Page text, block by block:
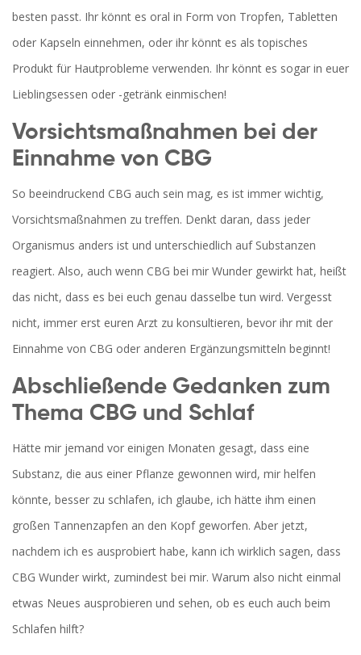
besten passt. Ihr könnt es oral in Form von Tropfen, Tabletten
oder Kapseln einnehmen, oder ihr könnt es als topisches
Produkt für Hautprobleme verwenden. Ihr könnt es sogar in euer
Lieblingsessen oder -getränk einmischen!
Vorsichtsmaßnahmen bei der
Einnahme von CBG
So beeindruckend CBG auch sein mag, es ist immer wichtig,
Vorsichtsmaßnahmen zu treffen. Denkt daran, dass jeder
Organismus anders ist und unterschiedlich auf Substanzen
reagiert. Also, auch wenn CBG bei mir Wunder gewirkt hat, heißt
das nicht, dass es bei euch genau dasselbe tun wird. Vergesst
nicht, immer erst euren Arzt zu konsultieren, bevor ihr mit der
Einnahme von CBG oder anderen Ergänzungsmitteln beginnt!
Abschließende Gedanken zum
Thema CBG und Schlaf
Hätte mir jemand vor einigen Monaten gesagt, dass eine
Substanz, die aus einer Pflanze gewonnen wird, mir helfen
könnte, besser zu schlafen, ich glaube, ich hätte ihm einen
großen Tannenzapfen an den Kopf geworfen. Aber jetzt,
nachdem ich es ausprobiert habe, kann ich wirklich sagen, dass
CBG Wunder wirkt, zumindest bei mir. Warum also nicht einmal
etwas Neues ausprobieren und sehen, ob es euch auch beim
Schlafen hilft?